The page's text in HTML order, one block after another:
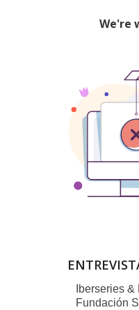
Iberseries
Fundación